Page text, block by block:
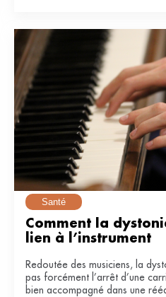
Santé
Comment la
lien à l’instrument
Redoutée des musiciens, la
pas forcément l’arrêt d’une
bien accompagné dans une